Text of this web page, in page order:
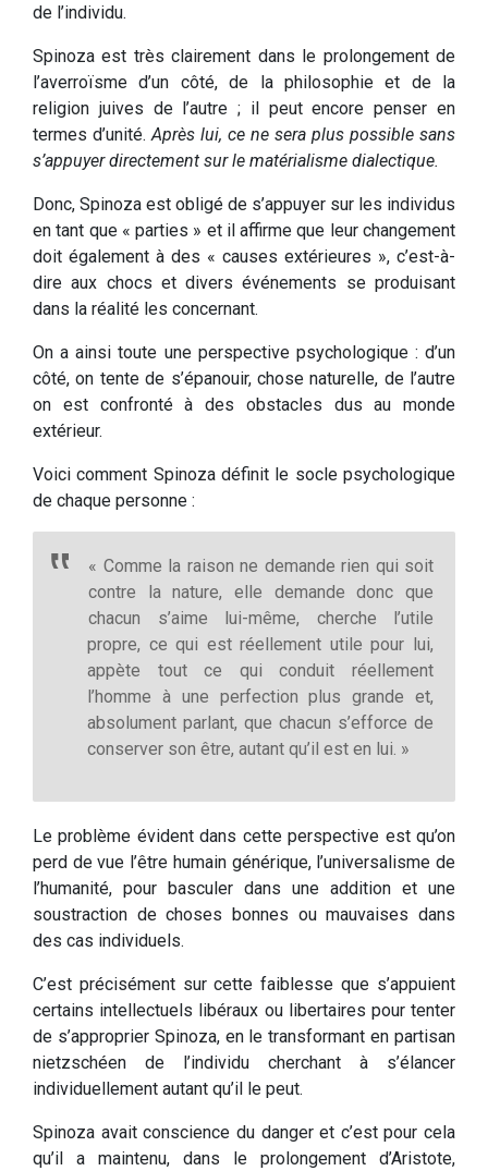
de l’individu.
Spinoza est très clairement dans le prolongement de
l’averroïsme d’un côté, de la philosophie et de la
religion juives de l’autre ; il peut encore penser en
termes d’unité.Après lui, ce ne sera plus possible sans
s’appuyer directement sur le matérialisme dialectique.
Donc, Spinoza est obligé de s’appuyer sur les individus
en tant que « parties » et il affirme que leur changement
doit également à des « causes extérieures », c’est-à-
dire aux chocs et divers événements se produisant
dans la réalité les concernant.
On a ainsi toute une perspective psychologique : d’un
côté, on tente de s’épanouir, chose naturelle, de l’autre
on est confronté à des obstacles dus au monde
extérieur.
Voici comment Spinoza définit le socle psychologique
de chaque personne :
« Comme la raison ne demande rien qui soit
contre la nature, elle demande donc que
chacun s’aime lui-même, cherche l’utile
propre, ce qui est réellement utile pour lui,
appète tout ce qui conduit réellement
l’homme à une perfection plus grande et,
absolument parlant, que chacun s’efforce de
conserver son être, autant qu’il est en lui. »
Le problème évident dans cette perspective est qu’on
perd de vue l’être humain générique, l’universalisme de
l’humanité, pour basculer dans une addition et une
soustraction de choses bonnes ou mauvaises dans
des cas individuels.
C’est précisément sur cette faiblesse que s’appuient
certains intellectuels libéraux ou libertaires pour tenter
de s’approprier Spinoza, en le transformant en partisan
nietzschéen de l’individu cherchant à s’élancer
individuellement autant qu’il le peut.
Spinoza avait conscience du danger et c’est pour cela
qu’il a maintenu, dans le prolongement d’Aristote,